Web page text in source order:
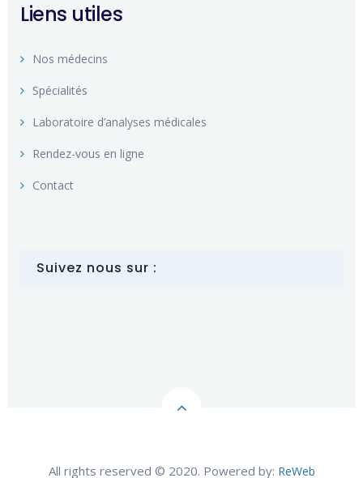
Liens utiles
Nos médecins
Spécialités
Laboratoire d’analyses médicales
Rendez-vous en ligne
Contact
Suivez nous sur :
All rights reserved © 2020. Powered by: ReWeb